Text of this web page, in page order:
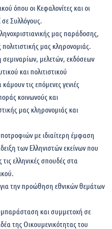
όπου οι Κεφαλονίτες και οι
Συλλόγους.
μας παράδοσης,
μας κληρονομιάς.
μελετών, εκδόσεων
και πολιτιστικού
τις επόμενες γενιές
κοινωνούς και
μας κληρονομιάς και
με ιδιαίτερη έμφαση
των Ελληνιστών εκείνων που
ελληνικές σπουδές στα
την προώθηση εθνικών θεμάτων
και συμμετοχή σε
της Οικουμενικότητας του